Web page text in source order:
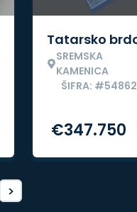
Tatarsko
SREMSKA
KAMENICA
ŠIFRA:
€347.750
>